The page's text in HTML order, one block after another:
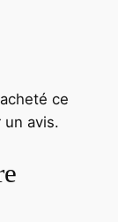
ce
avis.